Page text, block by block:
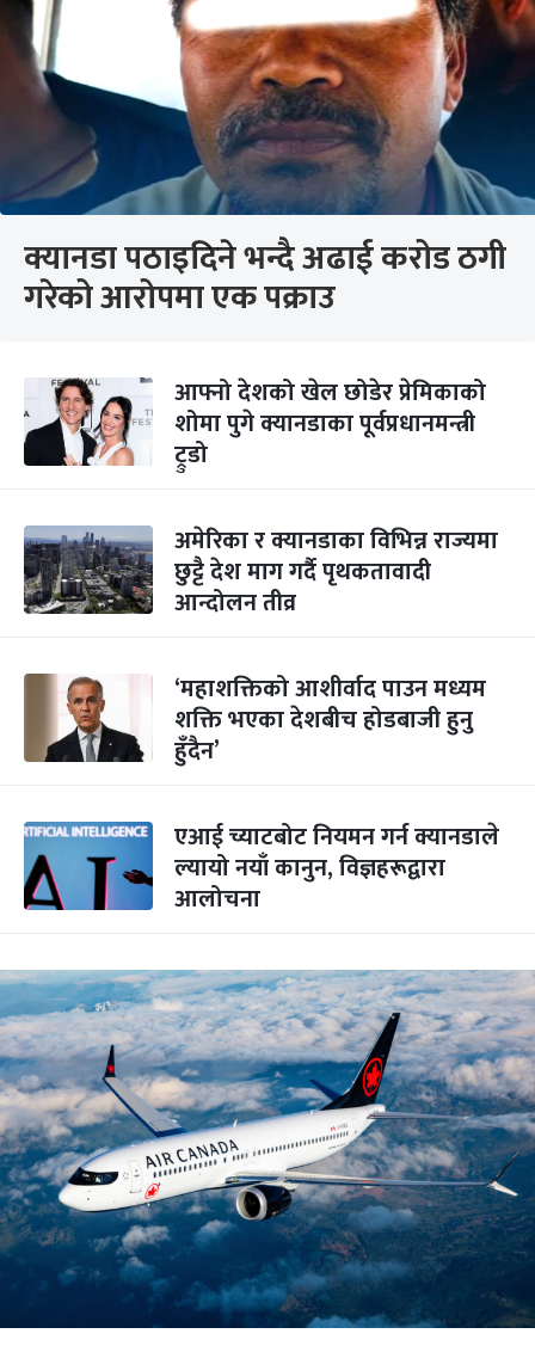
क्यानडा पठाइदिने भन्दै अढाई करोड ठगी
गरेको आरोपमा एक पक्राउ
आफ्नो देशको खेल छोडेर प्रेमिकाको
शोमा पुगे क्यानडाका पूर्वप्रधानमन्त्री
ट्रुडो
अमेरिका र क्यानडाका विभिन्न राज्यमा
छुट्टै देश माग गर्दै पृथकतावादी
आन्दोलन तीव्र
‘महाशक्तिको आशीर्वाद पाउन मध्यम
शक्ति भएका देशबीच होडबाजी हुनु
हुँदैन’
एआई च्याटबोट नियमन गर्न क्यानडाले
ल्यायो नयाँ कानुन, विज्ञहरूद्वारा
आलोचना